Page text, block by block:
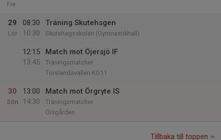
Fre
29
Lör
08:30
10:30
Träning Skutehsgen
Skutehagsskolan (Gymnastikhall)
12:15
13:45
Match mot Öjersjö IF
Träningsmatcher
Torslandavallen KG11
30
Sön
13:00
14:30
Match mot Örgryte IS
Träningsmatcher
Öisgården
Tillbaka till toppen